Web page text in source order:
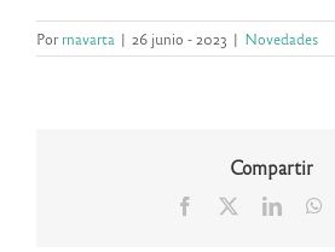
Porrnavarta | 26 junio - 2023 | Novedades
Compartir
Facebook